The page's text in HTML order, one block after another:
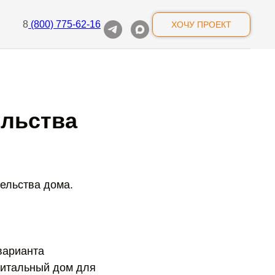
8 (800) 775-62-16 ХОЧУ ПРОЕКТ
дома.
дом для